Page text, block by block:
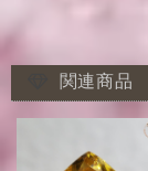
関連商品